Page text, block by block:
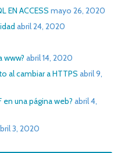
EN ACCESS mayo 26, 2020
abril 24, 2020
www? abril 14, 2020
al cambiar a HTTPS abril 9,
una página web? abril 4,
3, 2020